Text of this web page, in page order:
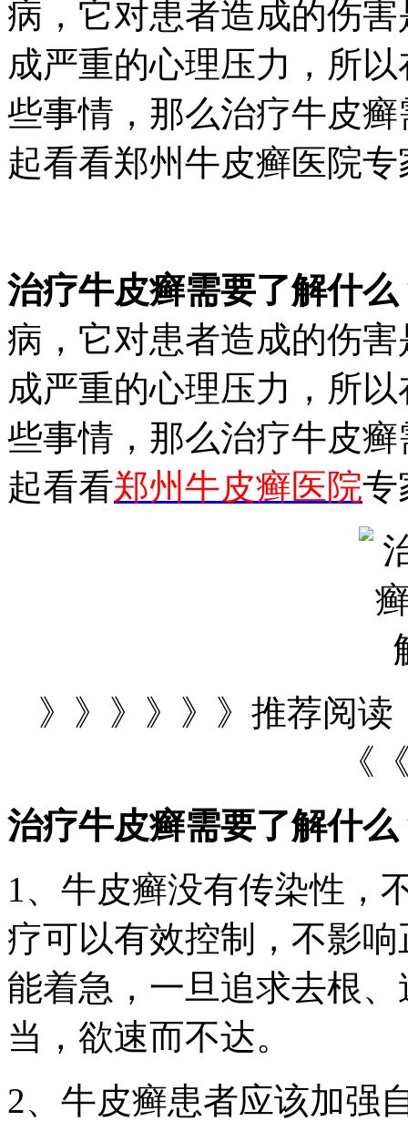
病，它对患者造成的伤
成严重的心理压力，所
些事情，那么治疗牛皮
起看看郑州牛皮癣医院
治疗牛皮癣需要了解什么
病，它对患者造成的伤
成严重的心理压力，所
些事情，那么治疗牛皮
起看看郑州牛皮癣医院专
》》》》》》推荐阅读
《
治疗牛皮癣需要了解什么
1、牛皮癣没有传染性，
疗可以有效控制，不影
能着急，一旦追求去根
当，欲速而不达。
2、牛皮癣患者应该加强